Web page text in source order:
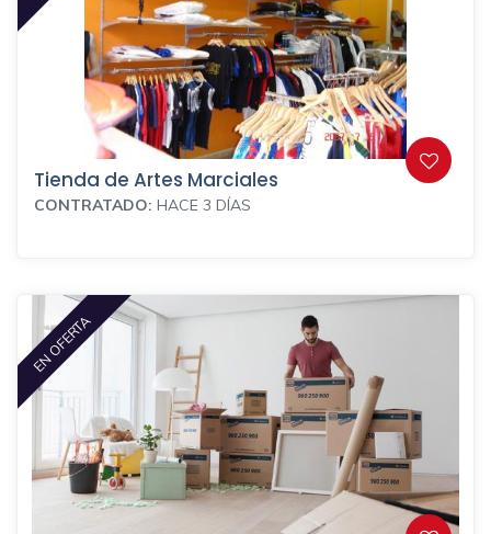
Tienda de Artes Marciales
CONTRATADO: HACE 3 DÍAS
EN OFERTA